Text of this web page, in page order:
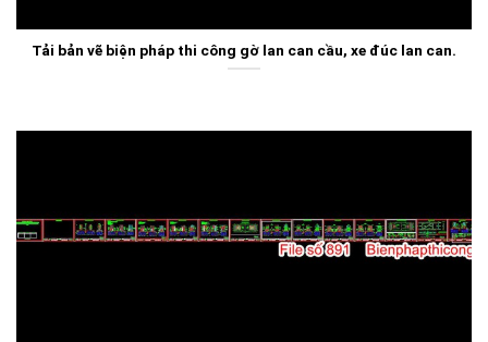
Tải bản vẽ biện pháp thi công gờ lan can cầu, xe đúc lan can.